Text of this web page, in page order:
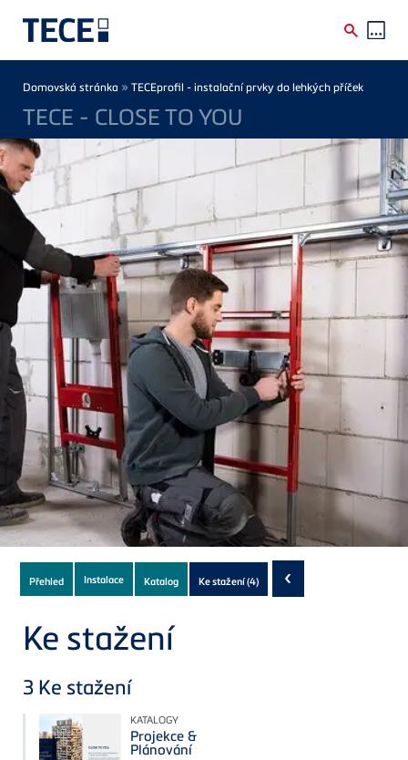
Breadcrumb
Domovská stránka » TECEprofil - instalační prvky do lehkých příček
TECE - CLOSE TO YOU
Subnavigation
of
current
Product
Přehled Instalace Katalog Ke stažení(4) ‹
Ke stažení
3 Ke stažení
KATALOGY
Projekce &
Plánování